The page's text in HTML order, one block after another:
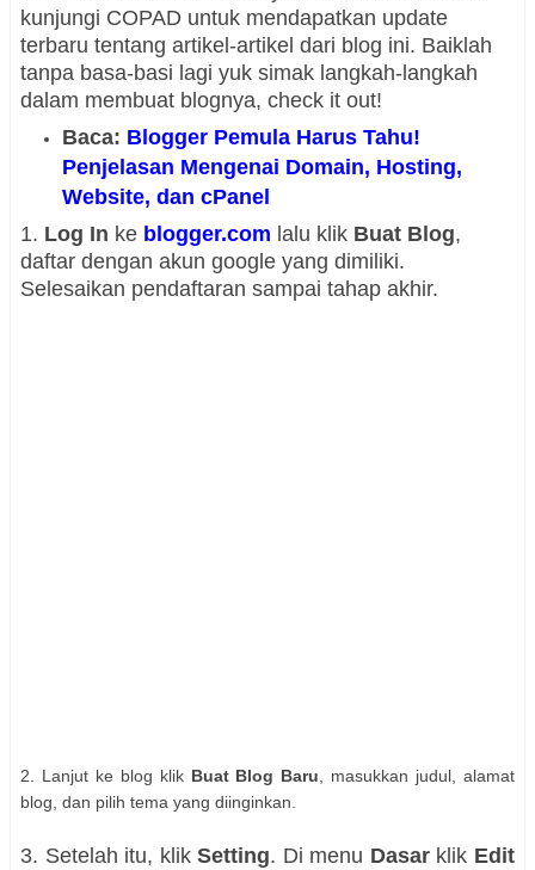
kunjungi COPAD untuk mendapatkan update
terbaru tentang artikel-artikel dari blog ini. Baiklah
tanpa basa-basi lagi yuk simak langkah-langkah
dalam membuat blognya, check it out!
Baca: Blogger Pemula Harus Tahu!
Penjelasan Mengenai Domain, Hosting,
Website, dan cPanel
1. Log In ke blogger.com lalu klik Buat Blog,
daftar dengan akun google yang dimiliki.
Selesaikan pendaftaran sampai tahap akhir.
2. Lanjut ke blog klik Buat Blog Baru , masukkan judul, alamat
blog, dan pilih tema yang diinginkan.
3. Setelah itu, klikSetting. Di menu Dasar klik Edit